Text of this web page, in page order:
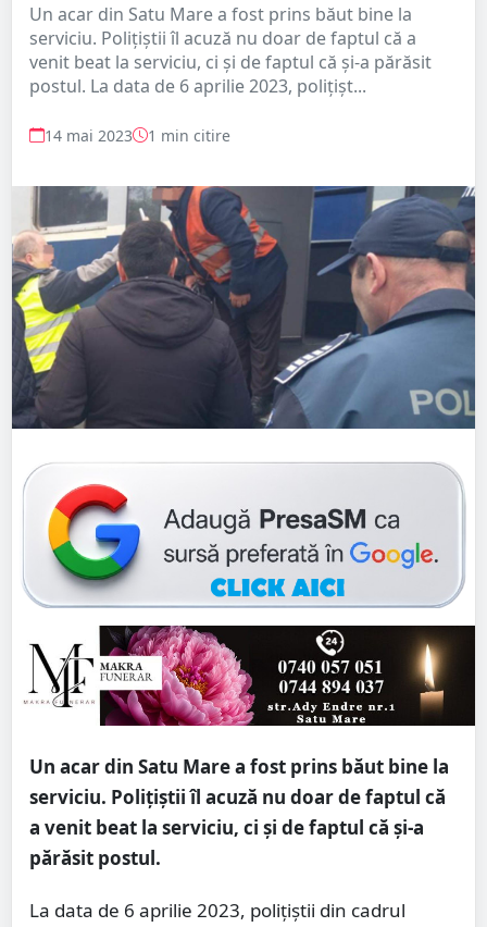
Un acar din Satu Mare a fost prins băut bine la
serviciu. Polițiștii îl acuză nu doar de faptul că a
venit beat la serviciu, ci și de faptul că și-a părăsit
postul. La data de 6 aprilie 2023, polițișt...
14 mai 2023 1 min citire
Un acar din Satu Mare a fost prins băut bine la
serviciu. Polițiștii îl acuză nu doar de faptul că
a venit beat la serviciu, ci și de faptul că și-a
părăsit postul.
La data de 6 aprilie 2023, polițiștii din cadrul